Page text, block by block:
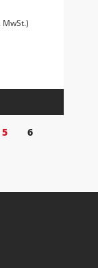
MwSt.)
5
6